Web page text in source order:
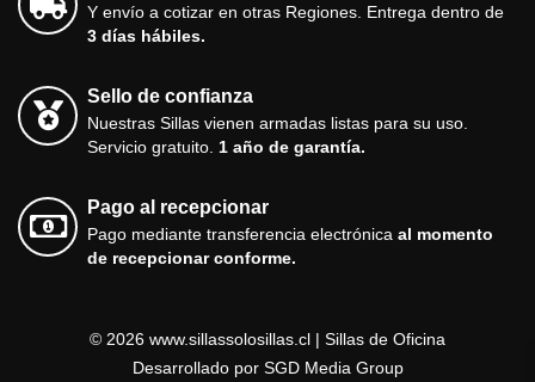
Y envío a cotizar en otras Regiones. Entrega dentro de
3 días hábiles.
Sello de confianza
Nuestras Sillas vienen armadas listas para su uso.
Servicio gratuito. 1 año de garantía.
Pago al recepcionar
Pago mediante transferencia electrónica al momento
de recepcionar conforme.
© 2026 www.sillassolosillas.cl | Sillas de Oficina
Desarrollado por SGD Media Group